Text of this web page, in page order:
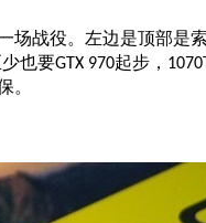
战役。左边是顶部是
也要GTX 970起步，
。